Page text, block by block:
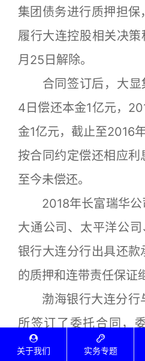
集团债务进行质押担
履行大连控股相关决
月25日解除。
合同签订后，大显
4日偿还本金1亿元，
金1亿元，截止至2016
按合同约定偿还相应
至今未偿还。
2018年长富瑞华公
大通公司、太平洋公
银行大连分行出具还
的质押和连带责任保证
渤海银行大连分行
所签订了委托合同，
理，并于2018年10月
关于我们 实务专题